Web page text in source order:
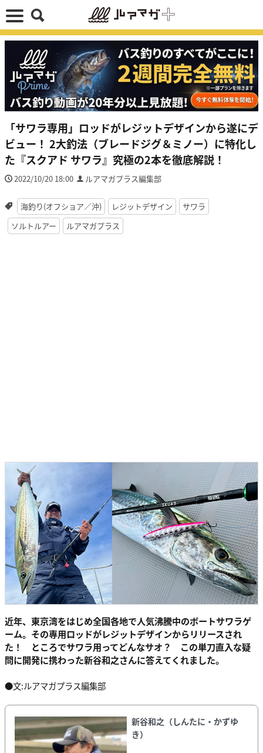
「サワラ専用」ロッドがレジットデザインから遂にデ
ビュー！ 2大釣法（ブレードジグ＆ミノー）に特化し
た『スクアド サワラ』究極の2本を徹底解説！
2022/10/20 18:00 ルアマガプラス編集部
海釣り(オフショア／沖) レジットデザイン
サワラ
ソルトルアー
ルアマガプラス
近年、東京湾をはじめ全国各地で人気沸騰中のボートサワラゲ
ーム。その専用ロッドがレジットデザインからリリースされ
た！ ところでサワラ用ってどんなサオ？ この単刀直入な疑
問に開発に携わった新谷和之さんに答えてくれました。
●文:ルアマガプラス編集部
新谷和之（しんたに・かずゆ
き）